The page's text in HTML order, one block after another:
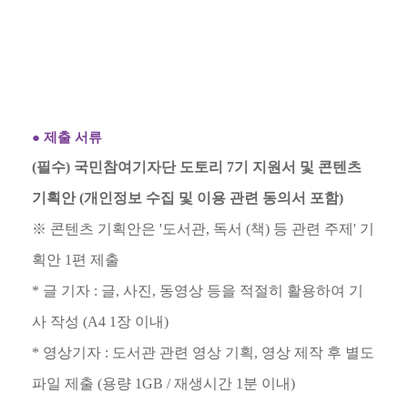
● 제출 서류
(필수) 국민참여기자단 도토리 7기 지원서 및 콘텐츠
기획안(개인정보 수집 및 이용 관련 동의서 포함)
※ 콘텐츠 기획안은 '도서관, 독서 (책) 등 관련 주제 ' 기
획안 1 편 제출
* 글 기자 : 글, 사진 , 동영상 등을 적절히 활용하여 기
사 작성 (A4 1 장 이내)
* 영상기자 : 도서관 관련 영상 기획, 영상 제작 후 별도
파일 제출 (용량 1GB /재생시간 1 분 이내)